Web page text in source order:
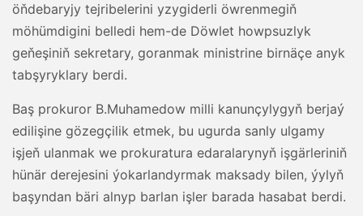
öňdebaryjy tejribelerini yzygiderli öwrenmegiň
möhümdigini belledi hem-de Döwlet howpsuzlyk
geňeşiniň sekretary, goranmak ministrine birnäçe anyk
tabşyryklary berdi.
Baş prokuror B.Muhamedow milli kanunçylygyň berjaý
edilişine gözegçilik etmek, bu ugurda sanly ulgamy
işjeň ulanmak we prokuratura edaralarynyň işgärleriniň
hünär derejesini ýokarlandyrmak maksady bilen, ýylyň
başyndan bäri alnyp barlan işler barada hasabat berdi.